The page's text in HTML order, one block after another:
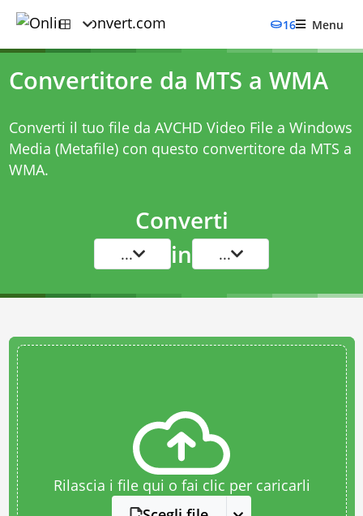
16 Menu
Convertitore da MTS a WMA
Converti il tuo file da AVCHD Video File a Windows
Media (Metafile) con questo convertitore da MTS a
WMA.
Converti
... in ...
Rilascia i file qui o fai clic per caricarli